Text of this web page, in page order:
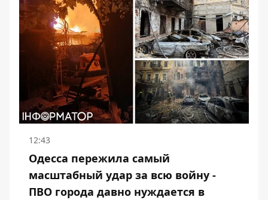
12:43
Одесса пережила самый
масштабный удар за всю войну -
ПВО города давно нуждается в